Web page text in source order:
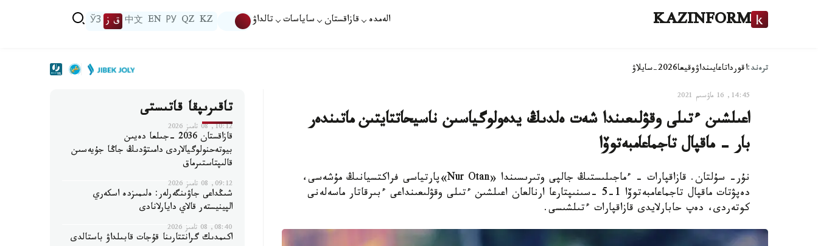
KAZINFORM الەمدە قازاقستان ساياسات تالداۋ KZ
QZ
РУ
EN
中文 ق ز ЎЗ
ترەند:اقورداتاعايىنداۋوقيعا2026-سايلاۋ
14:45, 16 ماۋسىم 2021
اعىلشىن ءتىلى وقۋلىعىندا شەت ەلدىڭ يدەولوگياسىن ناسيحاتتايتىن ماتىندەر
بار - ماقپال تاجماعامبەتوۆا
نۇر- سۇلتان. قازاقپارات - ءماجىلىستىڭ جالپى وتىرىسىندا «Nur Otan»پارتياسى فراكتسيانىڭ مۇشەسى،
دەپۋتات ماقپال تاجماعامبەتوۆا 1-5 -سىنىپتارعا ارنالعان اعىلشىن ءتىلى وقۋلىعىنداعى ءبىرقاتار ماسەلەنى
كوتەردى، دەپ حابارلايدى قازاقپارات ءتىلشىسى.
تاقىرىپقا قاتىستى
10:12, 08 تامىز 2026
قازاقستان 2036 -جىلعا دەيىن
بيوتەحنولوگيالاردى دامىتۋدىڭ جاڭا جۇيەسىن
قالىپتاستىرماق
09:12, 08 تامىز 2026
شىڭداعى جاۋىنگەرلەر: ەلىمىزدە اسكەري
الپينيستەر قالاي دايارلانادى
08:40, 08 تامىز 2026
اكىمدىك گرانتتارىنا قۇجات قابىلداۋ باستالدى